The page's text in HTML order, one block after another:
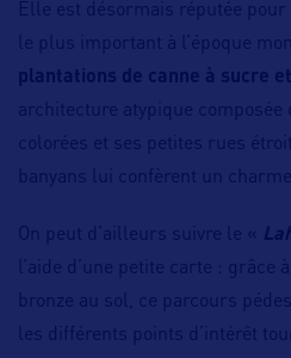
Elle est désormais réputée pour
le plus important à l’époque
plantations de canne à sucre et
architecture atypique composée
colorées et ses petites rues
banyans lui confèrent un charme
On peut d’ailleurs suivre le «
l’aide d’une petite carte : grâce
bronze au sol, ce parcours
les différents points d’intérêt